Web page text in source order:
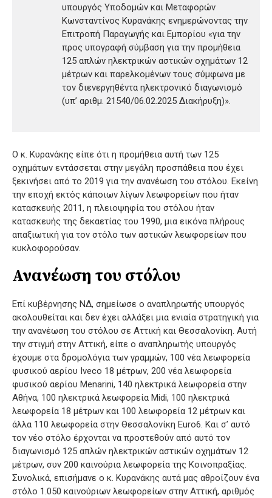
υπουργός Υποδομών και Μεταφορών
Κωνσταντίνος Κυρανάκης ενημερώνοντας την
Επιτροπή Παραγωγής και Εμπορίου «για την
προς υπογραφή σύμβαση για την προμήθεια
125 απλών ηλεκτρικών αστικών οχημάτων 12
μέτρων και παρελκομένων τους σύμφωνα με
τον διενεργηθέντα ηλεκτρονικό διαγωνισμό
(υπ’ αριθμ. 21540/06.02.2025 Διακήρυξη)».
Ο κ. Κυρανάκης είπε ότι η προμήθεια αυτή των 125
οχημάτων εντάσσεται στην μεγάλη προσπάθεια που έχει
ξεκινήσει από το 2019 για την ανανέωση του στόλου. Εκείνη
την εποχή εκτός κάποιων λίγων λεωφορείων που ήταν
κατασκευής 2011, η πλειοψηφία του στόλου ήταν
κατασκευής της δεκαετίας του 1990, μια εικόνα πλήρους
απαξιωτική για τον στόλο των αστικών λεωφορείων που
κυκλοφορούσαν.
Ανανέωση του στόλου
Επί κυβέρνησης ΝΔ, σημείωσε ο αναπληρωτής υπουργός
ακολουθείται και δεν έχει αλλάξει μια ενιαία στρατηγική για
την ανανέωση του στόλου σε Αττική και Θεσσαλονίκη. Αυτή
την στιγμή στην Αττική, είπε ο αναπληρωτής υπουργός
έχουμε στα δρομολόγια των γραμμών, 100 νέα λεωφορεία
φυσικού αερίου Iveco 18 μέτρων, 200 νέα λεωφορεία
φυσικού αερίου Μenarini, 140 ηλεκτρικά λεωφορεία στην
Αθήνα, 100 ηλεκτρικά λεωφορεία Midi, 100 ηλεκτρικά
λεωφορεία 18 μέτρων και 100 λεωφορεία 12 μέτρων και
άλλα 110 λεωφορεία στην Θεσσαλονίκη Euro6. Και σ’ αυτό
τον νέο στόλο έρχονται να προστεθούν από αυτό τον
διαγωνισμό 125 απλών ηλεκτρικών αστικών οχημάτων 12
μέτρων, συν 200 καινούρια λεωφορεία της Κοινοπραξίας.
Συνολικά, επισήμανε ο κ. Κυρανάκης αυτά μας αθροίζουν ένα
στόλο 1.050 καινούριων λεωφορείων στην Αττική, αριθμός